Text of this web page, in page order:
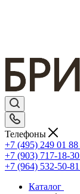
Телефоны
+7 (495) 249 01 88
+7 (903) 717-18-30
+7 (964) 532-50-81
Каталог